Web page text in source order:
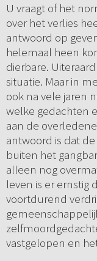
U vraagt of het
over het verlies
antwoord op
helemaal heen
dierbare.
situatie. Maar in
ook na vele jaren
welke gedachten
aan de
antwoord is dat
buiten het
alleen nog
leven is er ernstig
voortdurend
vastgelopen en